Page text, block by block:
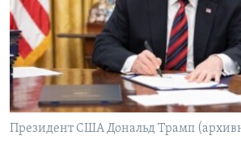
Learning English
СОЦИАЛЬНЫЕ СЕТИ
Президент США Дональд Трамп